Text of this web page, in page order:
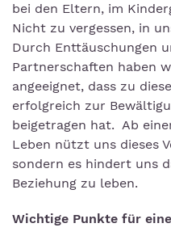
bei den Eltern, im
Nicht zu vergessen, in
Durch Enttäuschungen
Partnerschaften haben
angeeignet, dass zu
erfolgreich zur
beigetragen hat. Ab
Leben nützt uns dieses
sondern es hindert uns
Beziehung zu leben.
Wichtige Punkte für